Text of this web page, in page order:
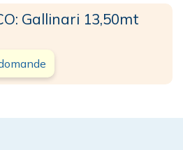
Gallinari 13,50mt